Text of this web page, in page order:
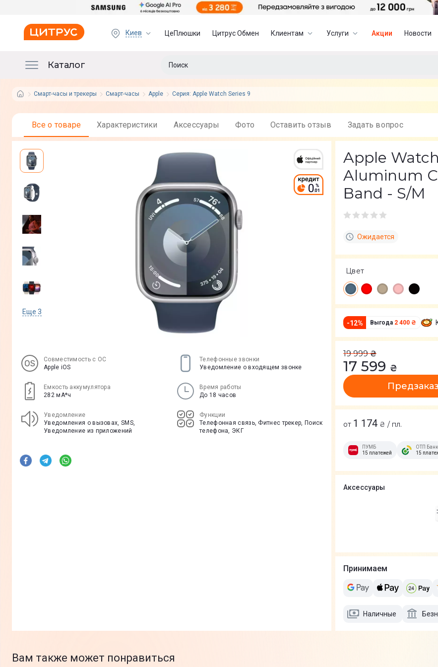
Киев ЦеПлюшки Цитрус Обмен Клиентам Услуги Акции Новости
Каталог
Смарт-часы и трекеры Смарт-часы Apple Серия: Apple Watch Series 9
Все о товаре Характеристики Аксессуары Фото Оставить отзыв Задать вопрос
Еще 3
Совместимость с ОС
Apple iOS
Телефонные звонки
Уведомление о входящем звонке
Емкость аккумулятора
282 мА*ч
Время работы
До 18 часов
Уведомление
Уведомления о вызовах, SMS,
Уведомление из приложений
Функции
Телефонная связь, Фитнес трекер, Поиск
телефона, ЭКГ
Apple
Aluminum
Band - S/M
Ожидается
Цвет
-12% Выгода 2 400 ₴
19 999 ₴
17 599 ₴
Предзаказ
от 1 174 ₴ / пл.
ПУМБ
15 платежей
ОТП
15
Аксессуары
Принимаем
Наличные
Вам также может понравиться